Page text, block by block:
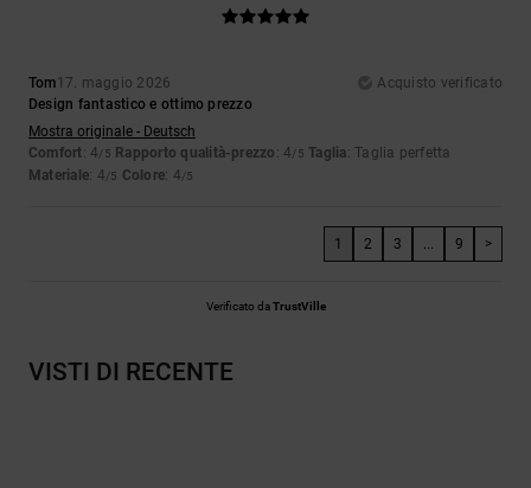
Tom17. maggio 2026
Acquisto verificato
Design fantastico e ottimo prezzo
Mostra originale - Deutsch
Comfort: 4/5 Rapporto qualità-prezzo : 4/5 Taglia: Taglia perfetta
Materiale: 4/5 Colore: 4/5
1 2 3 ... 9 >
Verificato daTrustVille
VISTI DI RECENTE